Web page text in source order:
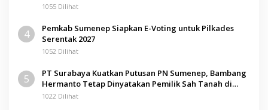
1055 Dilihat
4
Pemkab Sumenep Siapkan E-Voting untuk Pilkades
Serentak 2027
1052 Dilihat
5
PT Surabaya Kuatkan Putusan PN Sumenep, Bambang
Hermanto Tetap Dinyatakan Pemilik Sah Tanah di
Pamolokan
1022 Dilihat